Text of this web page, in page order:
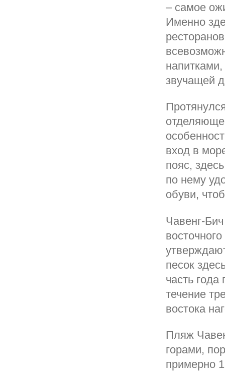
– самое
Именно
звучащей
вход в
пояс,
по нему
обуви,
Чавенг-
песок
часть
течение
востока
Пляж
горами,
примерно